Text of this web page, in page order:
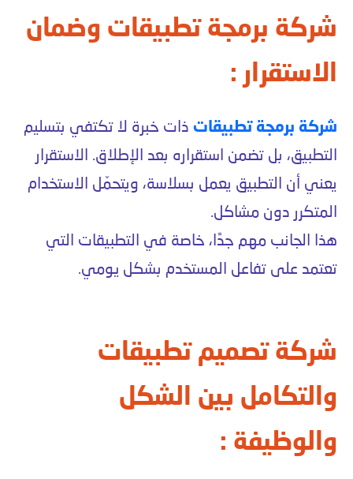
شركة برمجة تطبيقات وضمان
الاستقرار :
شركة برمجة تطبيقات ذات خبرة لا تكتفي بتسليم
التطبيق، بل تضمن استقراره بعد الإطلاق. الاستقرار
يعني أن التطبيق يعمل بسلاسة، ويتحمّل الاستخدام
المتكرر دون مشاكل.
هذا الجانب مهم جدًا، خاصة في التطبيقات التي
تعتمد على تفاعل المستخدم بشكل يومي.
شركة تصميم تطبيقات
والتكامل بين الشكل
والوظيفة :